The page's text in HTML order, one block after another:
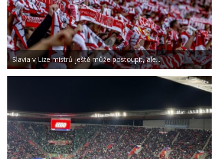
Slavia v Lize mistrů ještě může postoupit, ale...